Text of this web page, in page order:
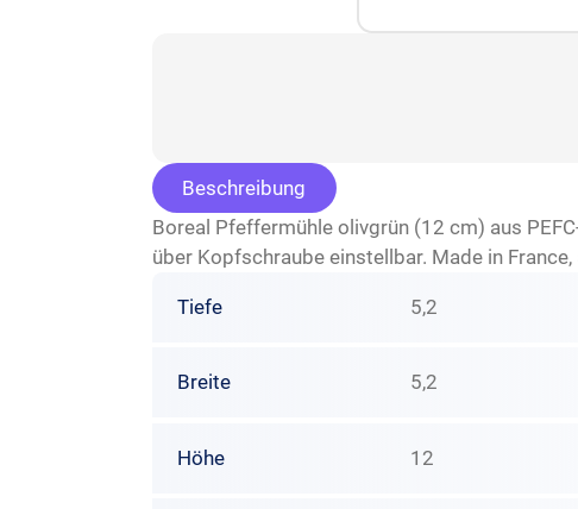
Beschreibung
Boreal Pfeffermühle olivgrün (12 cm) aus
über Kopfschraube einstellbar. Made in
Tiefe 5,2
Breite 5,2
Höhe 12